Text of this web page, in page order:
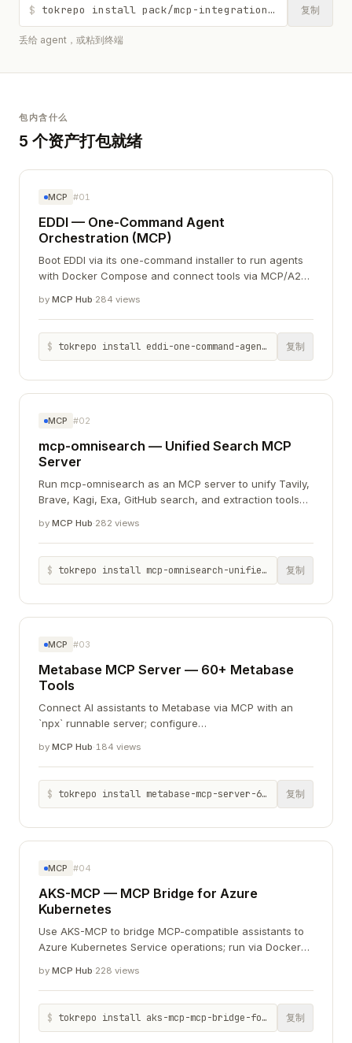
$ tokrepo install pack/mcp-integration-ops-kit-2026-05 复制
丢给 agent，或粘到终端
包内含什么
5 个资产打包就绪
MCP #01
EDDI — One-Command Agent
Orchestration (MCP)
Boot EDDI via its one-command installer to run agents
with Docker Compose and connect tools via MCP/A2A;
by MCP Hub·284 views
$ tokrepo install eddi-one-command-agent-orchestration-mcp 复制
MCP #02
mcp-omnisearch — Unified Search MCP
Server
Run mcp-omnisearch as an MCP server to unify Tavily,
Brave, Kagi, Exa, GitHub search, and extraction tools
by MCP Hub·282 views
$ tokrepo install mcp-omnisearch-unified-search-mcp-server 复制
MCP #03
Metabase MCP Server — 60+ Metabase
Tools
Connect AI assistants to Metabase via MCP with an
`npx` runnable server; configure
TOOL_MODE.
by MCP Hub·184 views
$ tokrepo install metabase-mcp-server-60-metabase-tools 复制
MCP #04
AKS-MCP — MCP Bridge for Azure
Kubernetes
Use AKS-MCP to bridge MCP-compatible assistants to
Azure Kubernetes Service operations; run via Docker
by MCP Hub·228 views
$ tokrepo install aks-mcp-mcp-bridge-for-azure-kubernetes 复制